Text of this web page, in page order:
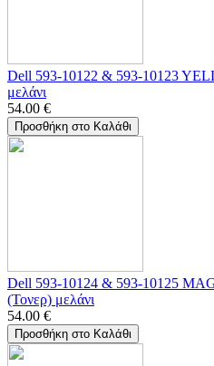
Dell 593-10122 & 593-10123
μελάνι
54.00 €
Προσθήκη στο Καλάθι
Dell 593-10124 & 593-10125
(Τονερ) μελάνι
54.00 €
Προσθήκη στο Καλάθι